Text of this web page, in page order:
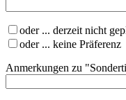
oder ... derzeit nicht
oder ... keine Präferenz
Anmerkungen zu